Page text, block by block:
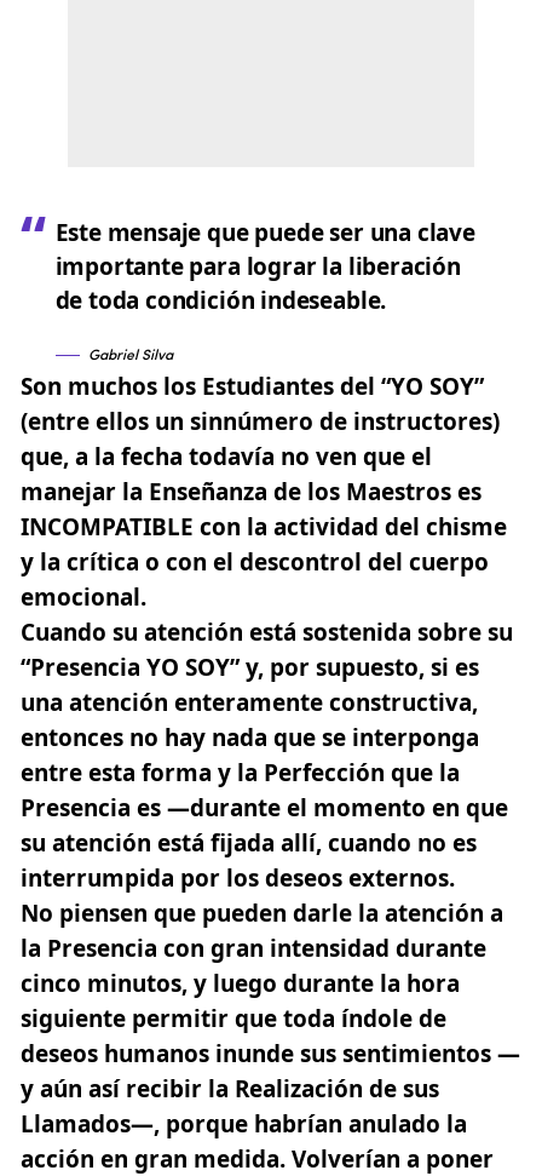
Este mensaje que puede ser una clave
importante para lograr la liberación
de toda condición indeseable.
Gabriel Silva
Son muchos los Estudiantes del “YO SOY”
(entre ellos un sinnúmero de instructores)
que, a la fecha todavía no ven que el
manejar la Enseñanza de los Maestros es
INCOMPATIBLE con la actividad del chisme
y la crítica o con el descontrol del cuerpo
emocional.
Cuando su atención está sostenida sobre su
“Presencia YO SOY”y, por supuesto, si es
una atención enteramente constructiva,
entonces no hay nada que se interponga
entre esta forma y la Perfección que la
Presencia es —durante el momento en que
su atención está fijada allí, cuando no es
interrumpida por los deseos externos.
No piensen que pueden darle la atención a
la Presencia con gran intensidad durante
cinco minutos, y luego durante la hora
siguiente permitir que toda índole de
deseos humanos inunde sus sentimientos —
y aún así recibir la Realización de sus
Llamados—, porque habrían anulado la
acción en gran medida. Volverían a poner